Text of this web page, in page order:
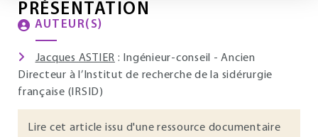
PRÉSENTATION
AUTEUR(S)
Jacques ASTIER : Ingénieur-conseil - Ancien
Directeur à l’Institut de recherche de la sidérurgie
française (IRSID)
Lire cet article issu d'une ressource documentaire